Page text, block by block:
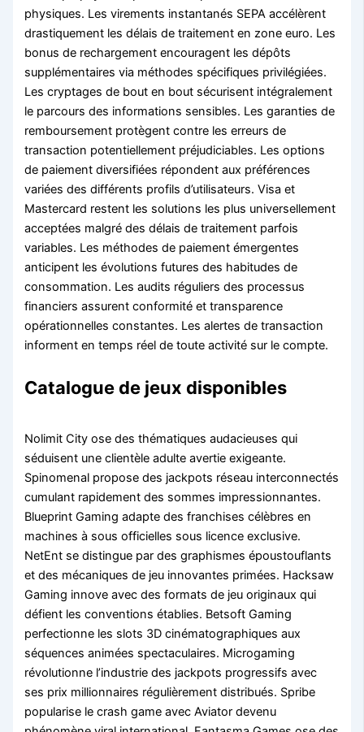
physiques. Les virements instantanés SEPA accélèrent
drastiquement les délais de traitement en zone euro. Les
bonus de rechargement encouragent les dépôts
supplémentaires via méthodes spécifiques privilégiées.
Les cryptages de bout en bout sécurisent intégralement
le parcours des informations sensibles. Les garanties de
remboursement protègent contre les erreurs de
transaction potentiellement préjudiciables. Les options
de paiement diversifiées répondent aux préférences
variées des différents profils d’utilisateurs. Visa et
Mastercard restent les solutions les plus universellement
acceptées malgré des délais de traitement parfois
variables. Les méthodes de paiement émergentes
anticipent les évolutions futures des habitudes de
consommation. Les audits réguliers des processus
financiers assurent conformité et transparence
opérationnelles constantes. Les alertes de transaction
informent en temps réel de toute activité sur le compte.
Catalogue de jeux disponibles
Nolimit City ose des thématiques audacieuses qui
séduisent une clientèle adulte avertie exigeante.
Spinomenal propose des jackpots réseau interconnectés
cumulant rapidement des sommes impressionnantes.
Blueprint Gaming adapte des franchises célèbres en
machines à sous officielles sous licence exclusive.
NetEnt se distingue par des graphismes époustouflants
et des mécaniques de jeu innovantes primées. Hacksaw
Gaming innove avec des formats de jeu originaux qui
défient les conventions établies. Betsoft Gaming
perfectionne les slots 3D cinématographiques aux
séquences animées spectaculaires. Microgaming
révolutionne l’industrie des jackpots progressifs avec
ses prix millionnaires régulièrement distribués. Spribe
popularise le crash game avec Aviator devenu